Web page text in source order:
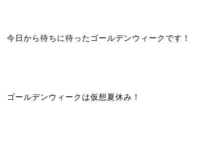
今日から待ちに待ったゴールデンウィークです！
ゴールデンウィークは仮想夏休み！